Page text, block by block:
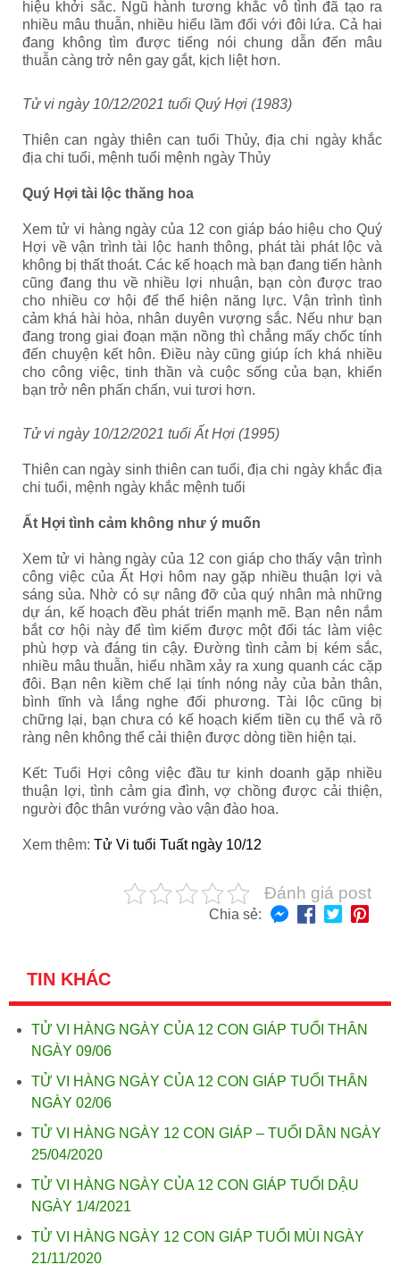
hiệu khởi sắc. Ngũ hành tương khắc vô tình đã tạo ra
nhiều mâu thuẫn, nhiều hiểu lầm đối với đôi lứa. Cả hai
đang không tìm được tiếng nói chung dẫn đến mâu
thuẫn càng trở nên gay gắt, kịch liệt hơn.
Tử vi ngày 10/12/2021 tuổi Quý Hợi (1983)
Thiên can ngày thiên can tuổi Thủy, địa chi ngày khắc
địa chi tuổi, mệnh tuổi mệnh ngày Thủy
Quý Hợi tài lộc thăng hoa
Xem tử vi hàng ngày của 12 con giáp báo hiệu cho Quý
Hợi về vận trình tài lộc hanh thông, phát tài phát lộc và
không bị thất thoát. Các kế hoạch mà bạn đang tiến hành
cũng đang thu về nhiều lợi nhuận, bạn còn được trao
cho nhiều cơ hội để thể hiện năng lực. Vận trình tình
cảm khá hài hòa, nhân duyên vượng sắc. Nếu như bạn
đang trong giai đoạn mặn nồng thì chẳng mấy chốc tính
đến chuyện kết hôn. Điều này cũng giúp ích khá nhiều
cho công việc, tinh thần và cuộc sống của bạn, khiến
bạn trở nên phấn chấn, vui tươi hơn.
Tử vi ngày 10/12/2021 tuổi Ất Hợi (1995)
Thiên can ngày sinh thiên can tuổi, địa chi ngày khắc địa
chi tuổi, mệnh ngày khắc mệnh tuổi
Ất Hợi tình cảm không như ý muốn
Xem tử vi hàng ngày của 12 con giápcho thấy vận trình
công việc của Ất Hợi hôm nay gặp nhiều thuận lợi và
sáng sủa. Nhờ có sự nâng đỡ của quý nhân mà những
dự án, kế hoạch đều phát triển mạnh mẽ. Bạn nên nắm
bắt cơ hội này để tìm kiếm được một đối tác làm việc
phù hợp và đáng tin cậy. Đường tình cảm bị kém sắc,
nhiều mâu thuẫn, hiểu nhầm xảy ra xung quanh các cặp
đôi. Bạn nên kiềm chế lại tính nóng nảy của bản thân,
bình tĩnh và lắng nghe đối phương. Tài lộc cũng bị
chững lại, bạn chưa có kế hoạch kiếm tiền cụ thể và rõ
ràng nên không thể cải thiện được dòng tiền hiện tại.
Kết: Tuổi Hợi công việc đầu tư kinh doanh gặp nhiều
thuận lợi, tình cảm gia đình, vợ chồng được cải thiện,
người độc thân vướng vào vận đào hoa.
Xem thêm: Tử Vi tuổi Tuất ngày 10/12
Đánh giá post
Chia sẻ:
TIN KHÁC
TỬ VI HÀNG NGÀY CỦA 12 CON GIÁP TUỔI THÂN
NGÀY 09/06
TỬ VI HÀNG NGÀY CỦA 12 CON GIÁP TUỔI THÂN
NGÀY 02/06
TỬ VI HÀNG NGÀY 12 CON GIÁP – TUỔI DẦN NGÀY
25/04/2020
TỬ VI HÀNG NGÀY CỦA 12 CON GIÁP TUỔI DẬU
NGÀY 1/4/2021
TỬ VI HÀNG NGÀY 12 CON GIÁP TUỔI MÙI NGÀY
21/11/2020